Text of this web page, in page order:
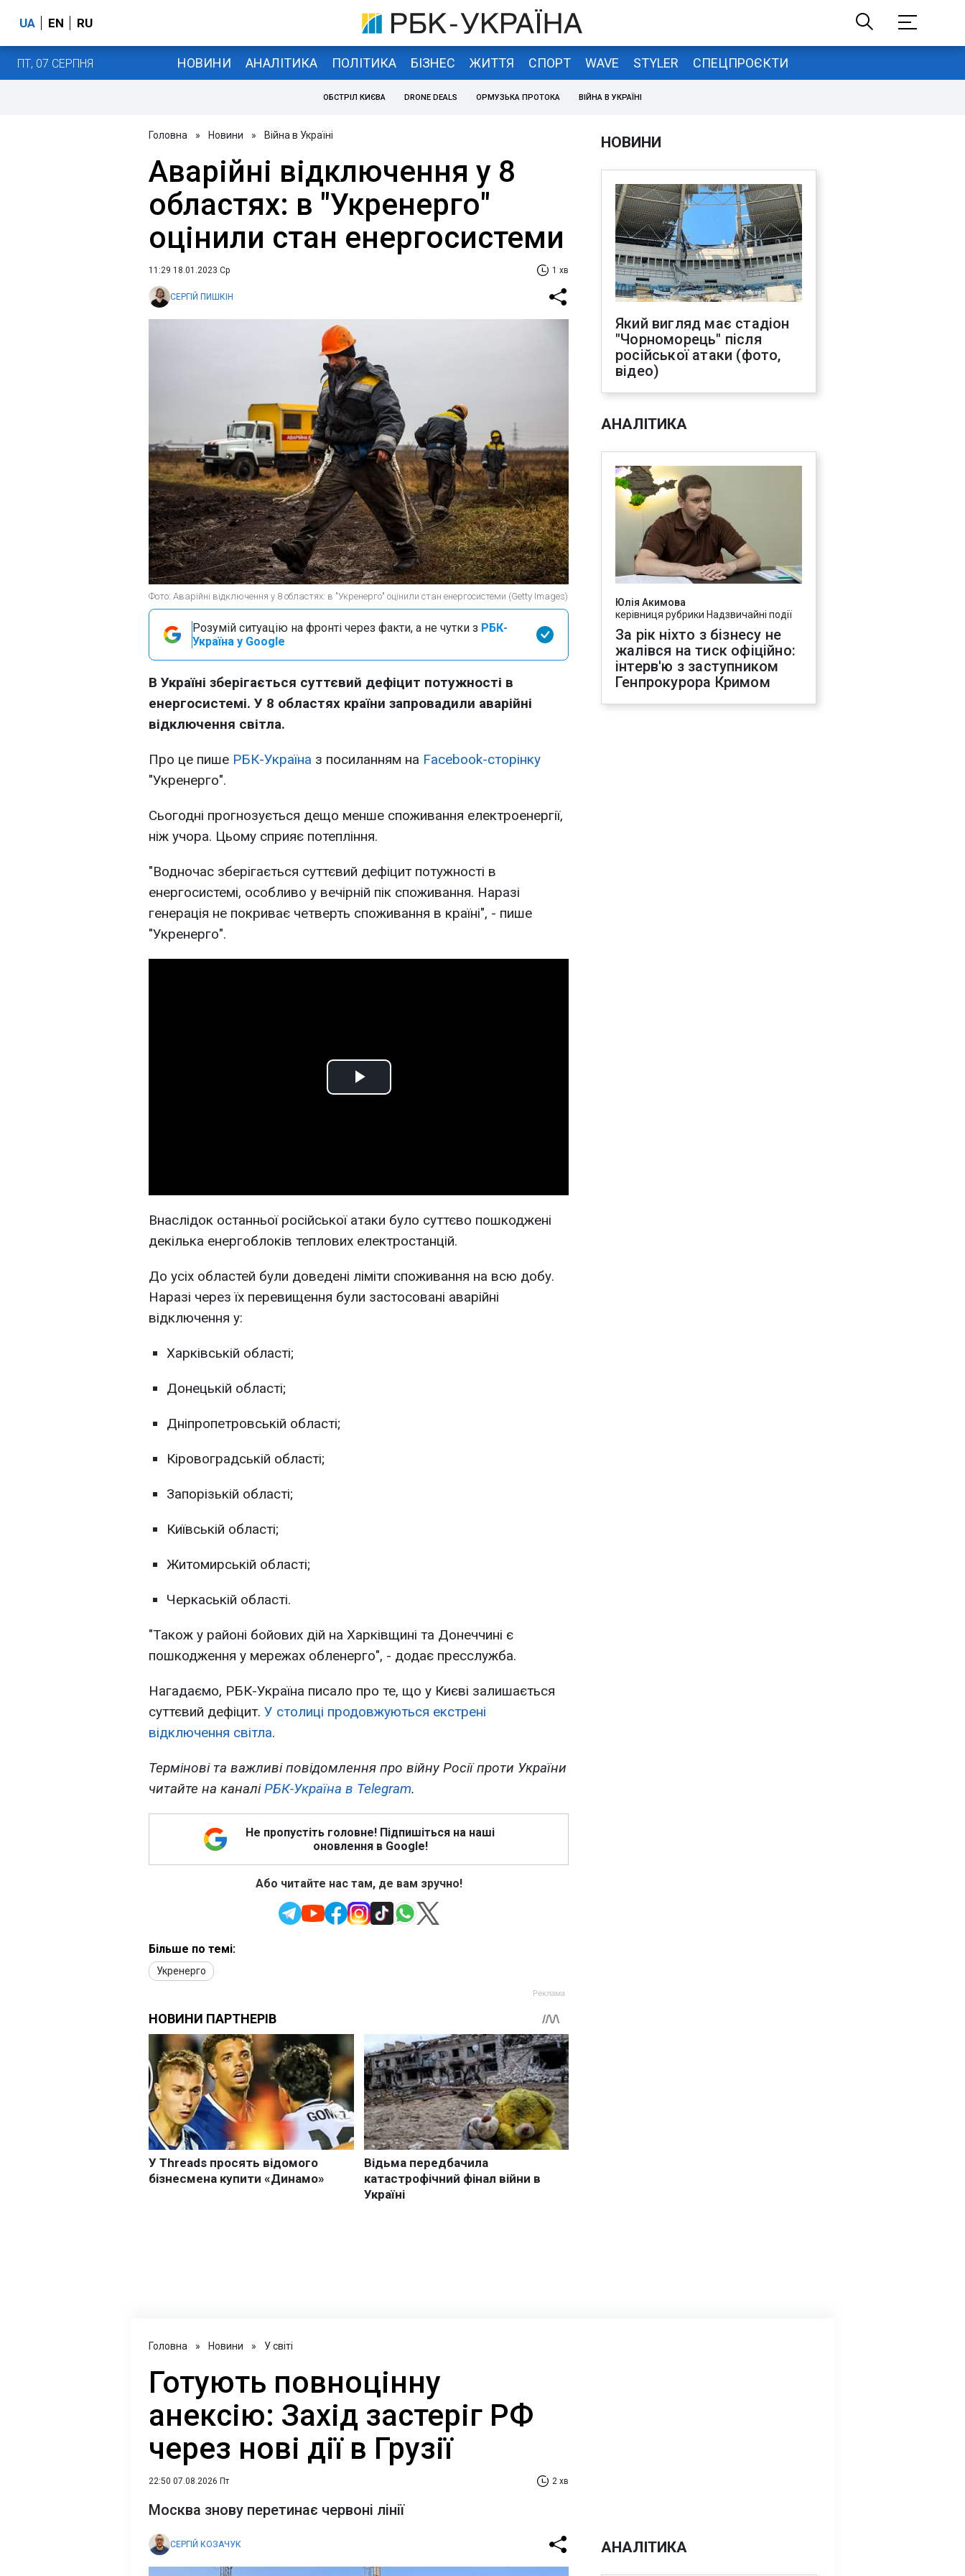
UA EN RU
ПТ, 07 СЕРПНЯ НОВИНИ АНАЛІТИКА ПОЛІТИКА БІЗНЕС ЖИТТЯ СПОРТ WAVE STYLER СПЕЦПРОЄКТИ
ОБСТРІЛ КИЄВА DRONE DEALS ОРМУЗЬКА ПРОТОКА ВІЙНА В УКРАЇНІ
Головна » Новини » Війна в Україні
Аварійні відключення у 8
областях: в "Укренерго"
оцінили стан енергосистеми
11:29 18.01.2023 Ср 1 хв
СЕРГІЙ ПИШКІН
Фото: Аварійні відключення у 8 областях: в "Укренерго" оцінили стан енергосистеми (Getty Images)
Розумій ситуацію на фронті через факти, а не чутки з РБК-
Україна у Google
В Україні зберігається суттєвий дефіцит потужності в
енергосистемі. У 8 областях країни запровадили аварійні
відключення світла.
Про це пише РБК-Україна з посиланням на Facebook-сторінку
"Укренерго".
Сьогодні прогнозується дещо менше споживання електроенергії,
ніж учора. Цьому сприяє потепління.
"Водночас зберігається суттєвий дефіцит потужності в
енергосистемі, особливо у вечірній пік споживання. Наразі
генерація не покриває четверть споживання в країні", - пише
"Укренерго".
Play
Внаслідок останньої російської атаки було суттєво пошкоджені
декілька енергоблоків теплових електростанцій.
До усіх областей були доведені ліміти споживання на всю добу.
Наразі через їх перевищення були застосовані аварійні
відключення у:
Харківській області;
Донецькій області;
Дніпропетровській області;
Кіровоградській області;
Запорізькій області;
Київській області;
Житомирській області;
Черкаській області.
"Також у районі бойових дій на Харківщині та Донеччині є
пошкодження у мережах обленерго", - додає пресслужба.
Нагадаємо, РБК-Україна писало про те, що у Києві залишається
суттєвий дефіцит. У столиці продовжуються екстрені
відключення світла.
Термінові та важливі повідомлення про війну Росії проти України
читайте на каналіРБК-Україна в Telegram.
Не пропустіть головне! Підпишіться на наші
оновлення в Google!
Або читайте нас там, де вам зручно!
Більше по темі:
Укренерго
НОВИНИ
Який вигляд має стадіон
"Чорноморець" після
російської атаки (фото,
відео)
АНАЛІТИКА
Юлія Акимова
керівниця рубрики Надзвичайні події
За рік ніхто з бізнесу не
жалівся на тиск офіційно:
інтерв'ю з заступником
Генпрокурора Кримом
Головна » Новини » У світі
Готують повноцінну
анексію: Захід застеріг РФ
через нові дії в Грузії
22:50 07.08.2026 Пт 2 хв
Москва знову перетинає червоні лінії
СЕРГІЙ КОЗАЧУК АНАЛІТИКА